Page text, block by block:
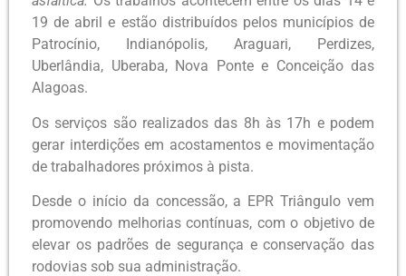
19 de abril e estão distribuídos pelos municípios de
Patrocínio, Indianópolis, Araguari, Perdizes,
Uberlândia, Uberaba, Nova Ponte e Conceição das
Alagoas.
Os serviços são realizados das 8h às 17h e podem
gerar interdições em acostamentos e movimentação
de trabalhadores próximos à pista.
Desde o início da concessão, a EPR Triângulo vem
promovendo melhorias contínuas, com o objetivo de
elevar os padrões de segurança e conservação das
rodovias sob sua administração.